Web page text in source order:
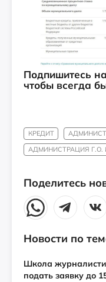
Подпишитесь
чтобы всегда
КРЕДИТ
АДМИНИСТРАЦИЯ Г.О.
Поделитесь
Новости по
Школа
подать заявку до